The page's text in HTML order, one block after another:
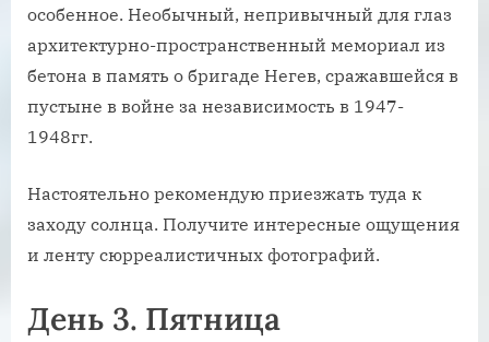
особенное. Необычный, непривычный для глаз
архитектурно-пространственный мемориал из
бетона в память о бригаде Негев, сражавшейся в
пустыне в войне за независимость в 1947-
1948гг.
Настоятельно рекомендую приезжать туда к
заходу солнца. Получите интересные ощущения
и ленту сюрреалистичных фотографий.
День 3. Пятница